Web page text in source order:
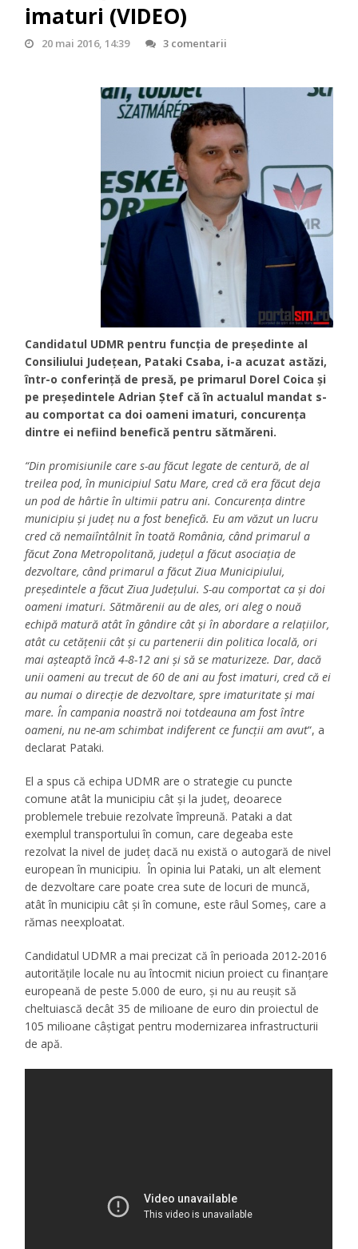
imaturi (VIDEO)
20 mai 2016, 14:39 3 comentarii
Candidatul UDMR pentru funcția de președinte al
Consiliului Județean, Pataki Csaba, i-a acuzat astăzi,
într-o conferinţă de presă, pe primarul Dorel Coica şi
pe preşedintele Adrian Ştef că în actualul mandat s-
au comportat ca doi oameni imaturi, concurenţa
dintre ei nefiind benefică pentru sătmăreni.
“Din promisiunile care s-au făcut legate de centură, de al
treilea pod, în municipiul Satu Mare, cred că era făcut deja
un pod de hârtie în ultimii patru ani. Concurenţa dintre
municipiu şi judeţ nu a fost benefică. Eu am văzut un lucru
cred că nemaiîntâlnit în toată România, când primarul a
făcut Zona Metropolitană, judeţul a făcut asociaţia de
dezvoltare, când primarul a făcut Ziua Municipiului,
preşedintele a făcut Ziua Judeţului. S-au comportat ca şi doi
oameni imaturi. Sătmărenii au de ales, ori aleg o nouă
echipă matură atât în gândire cât şi în abordare a relaţiilor,
atât cu cetăţenii cât şi cu partenerii din politica locală, ori
mai aşteaptă încă 4-8-12 ani și să se maturizeze. Dar, dacă
unii oameni au trecut de 60 de ani au fost imaturi, cred că ei
au numai o direcţie de dezvoltare, spre imaturitate şi mai
mare. În campania noastră noi totdeauna am fost între
oameni, nu ne-am schimbat indiferent ce funcţii am avut“, a
declarat Pataki.
El a spus că echipa UDMR are o strategie cu puncte
comune atât la municipiu cât şi la judeţ, deoarece
problemele trebuie rezolvate împreună. Pataki a dat
exemplul transportului în comun, care degeaba este
rezolvat la nivel de judeţ dacă nu există o autogară de nivel
european în municipiu. În opinia lui Pataki, un alt element
de dezvoltare care poate crea sute de locuri de muncă,
atât în municipiu cât şi în comune, este râul Someş, care a
rămas neexploatat.
Candidatul UDMR a mai precizat că în perioada 2012-2016
autoritățile locale nu au întocmit niciun proiect cu finanţare
europeană de peste 5.000 de euro, şi nu au reuşit să
cheltuiască decât 35 de milioane de euro din proiectul de
105 milioane câştigat pentru modernizarea infrastructurii
de apă.